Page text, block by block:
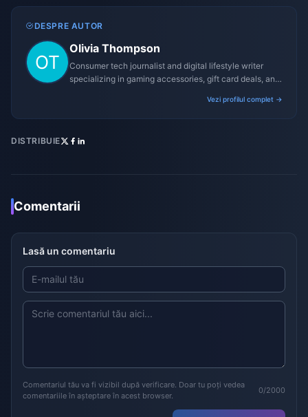
DESPRE AUTOR
Olivia Thompson
Consumer tech journalist and digital lifestyle writer
specializing in gaming accessories, gift card deals, and
Vezi profilul complet →
DISTRIBUIE
Comentarii
Lasă un comentariu
Comentariul tău va fi vizibil după verificare. Doar tu poți vedea
comentariile în așteptare în acest browser.
0/2000